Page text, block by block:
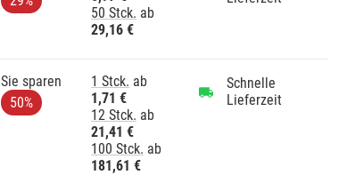
50 Stck. ab
29,16 €
Sie sparen
50%
1 Stck. ab
1,71 €
12 Stck. ab
21,41 €
100 Stck. ab
181,61 €
Schnelle
Lieferzeit